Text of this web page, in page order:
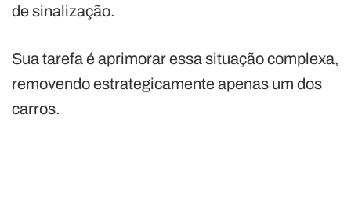
de sinalização.
Sua tarefa é aprimorar essa situação complexa,
removendo estrategicamente apenas um dos
carros.